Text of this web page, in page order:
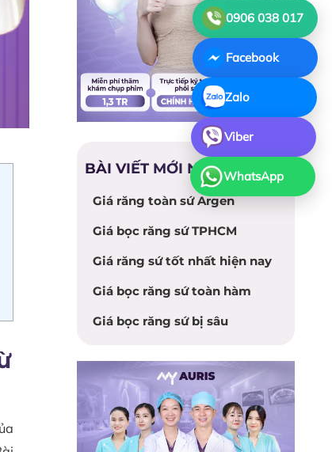
BÀI VIẾT MỚI NHẤT
Giá răng toàn sứ Argen
Giá bọc răng sứ TPHCM
Giá răng sứ tốt nhất hiện nay
Giá bọc răng sứ toàn hàm
Giá bọc răng sứ bị sâu
0906 038 017
Facebook
Zalo
Viber
WhatsApp